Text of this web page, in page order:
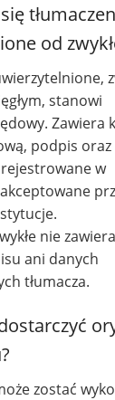
od
stanowi
Zawiera
podpis oraz
w
nie zawiera
ani danych
tłumacza.
zostać